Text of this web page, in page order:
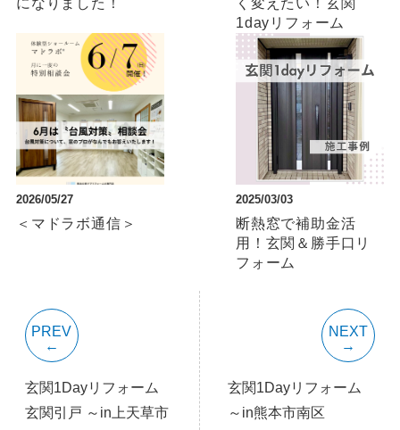
になりました！
く変えたい！玄関
1dayリフォーム
2026/05/27
＜マドラボ通信＞
2025/03/03
断熱窓で補助金活
用！玄関＆勝手口リ
フォーム
PREV
玄関1Dayリフォーム
玄関引戸 ～in上天草市
NEXT
玄関1Dayリフォーム
～in熊本市南区